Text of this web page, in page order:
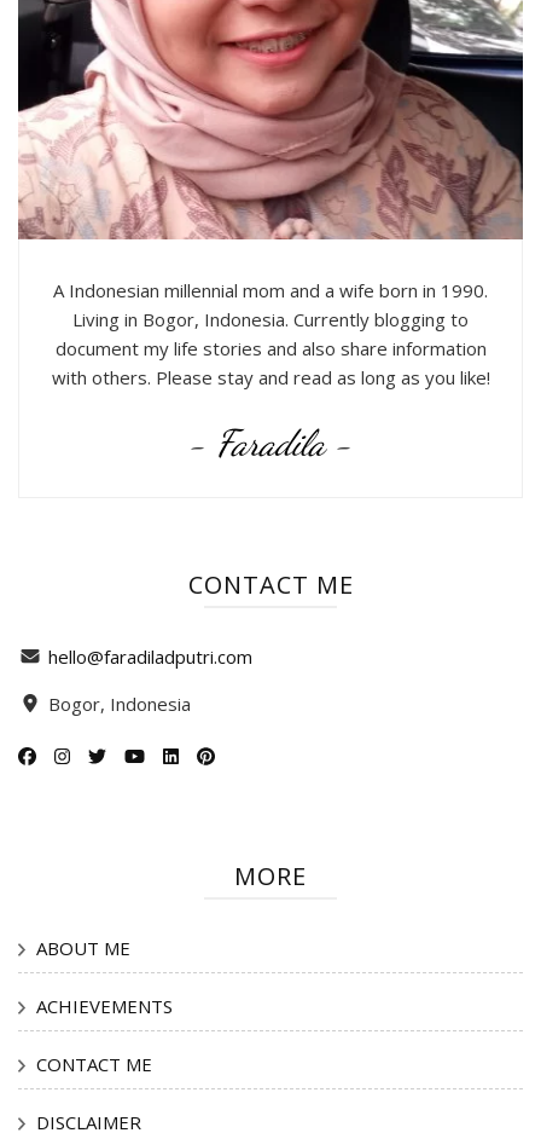
A Indonesian millennial mom and a wife born in 1990.
Living in Bogor, Indonesia. Currently blogging to
document my life stories and also share information
with others. Please stay and read as long as you like!
- Faradila -
CONTACT ME
hello@faradiladputri.com
Bogor, Indonesia
MORE
ABOUT ME
ACHIEVEMENTS
CONTACT ME
DISCLAIMER